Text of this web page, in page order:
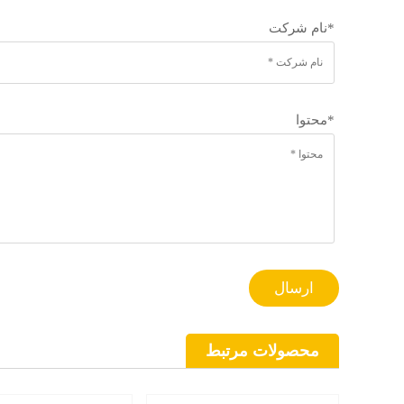
*نام شرکت
*محتوا
ارسال
محصولات مرتبط